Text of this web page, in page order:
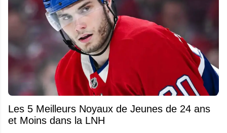
Les 5 Meilleurs Noyaux de Jeunes de 24 ans
et Moins dans la LNH